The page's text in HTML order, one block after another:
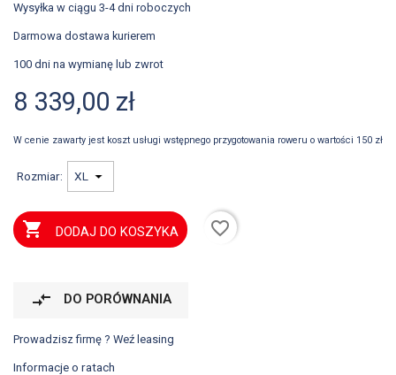
Wysyłka w ciągu 3-4 dni roboczych
Darmowa dostawa kurierem
100 dni na wymianę lub zwrot
8 339,00 zł
W cenie zawarty jest koszt usługi wstępnego przygotowania roweru o wartości 150 zł
Rozmiar:
 DODAJ DO KOSZYKA favorite_border
compare_arrows DO PORÓWNANIA
Prowadzisz firmę ? Weź leasing
Informacje o ratach